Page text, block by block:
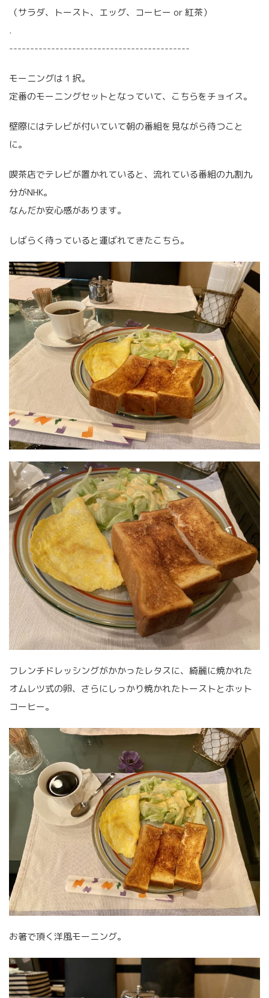
（サラダ、トースト、エッグ、コーヒー or 紅茶）
.
-------------------------------------------
モーニングは１択。
定番のモーニングセットとなっていて、こちらをチョイス。
壁際にはテレビが付いていて朝の番組を見ながら待つこと
に。
喫茶店でテレビが置かれていると、流れている番組の九割九
分がNHK。
なんだか安心感があります。
しばらく待っていると運ばれてきたこちら。
フレンチドレッシングがかかったレタスに、綺麗に焼かれた
オムレツ式の卵、さらにしっかり焼かれたトーストとホット
コーヒー。
お箸で頂く洋風モーニング。